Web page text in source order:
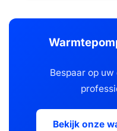
Bespaar op
Bekijk onze